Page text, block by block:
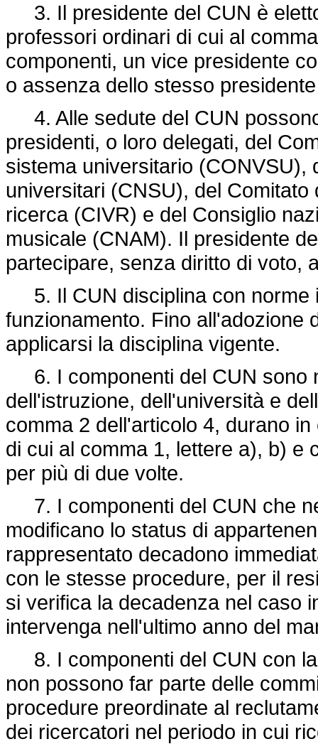
3. Il presidente del CUN è
professori ordinari di cui al
componenti, un vice presidente
o assenza dello stesso
4. Alle sedute del CUN
presidenti, o loro delegati, del
sistema universitario (CONVSU),
universitari (CNSU), del
ricerca (CIVR) e del Consiglio
musicale (CNAM). Il presidente
partecipare, senza diritto di voto,
5. Il CUN disciplina con norme
funzionamento. Fino all'adozione
applicarsi la disciplina vigente.
6. I componenti del CUN sono
dell'istruzione, dell'università e
comma 2 dell'articolo 4, durano
di cui al comma 1, lettere a), b) e
per più di due volte.
7. I componenti del CUN che
modificano lo status di
rappresentato decadono
con le stesse procedure, per il
si verifica la decadenza nel caso
intervenga nell'ultimo anno del
8. I componenti del CUN con
non possono far parte delle
procedure preordinate al
dei ricercatori nel periodo in cui